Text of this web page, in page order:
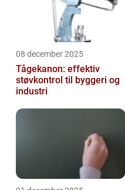
08 december 2025
Tågekanon: effektiv
støvkontrol til byggeri og
industri